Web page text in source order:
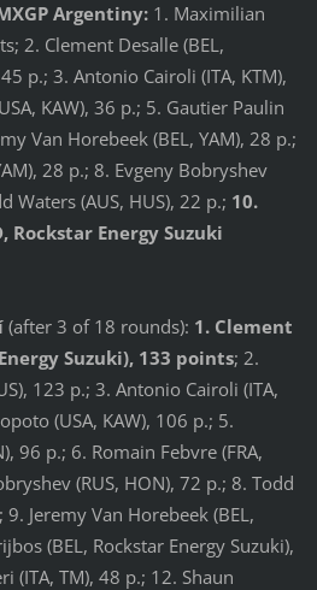
Argentiny: 1. Maximilian
2. Clement Desalle (BEL,
p.; 3. Antonio Cairoli (ITA, KTM),
KAW), 36 p.; 5. Gautier Paulin
Van Horebeek (BEL, YAM), 28 p.;
28 p.; 8. Evgeny Bobryshev
Waters (AUS, HUS), 22 p.; 10.
Rockstar Energy Suzuki
(after 3 of 18 rounds): 1. Clement
Suzuki), 133 points; 2.
123 p.; 3. Antonio Cairoli (ITA,
(USA, KAW), 106 p.; 5.
96 p.; 6. Romain Febvre (FRA,
(RUS, HON), 72 p.; 8. Todd
9. Jeremy Van Horebeek (BEL,
(BEL, Rockstar Energy Suzuki),
(ITA, TM), 48 p.; 12. Shaun